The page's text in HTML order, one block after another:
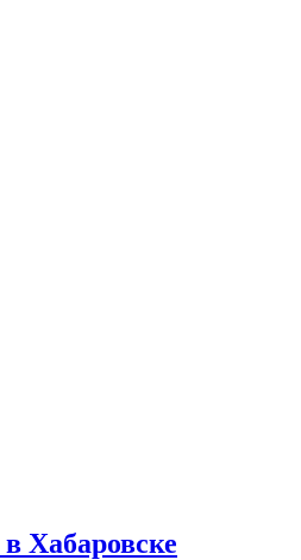
Хабаровске